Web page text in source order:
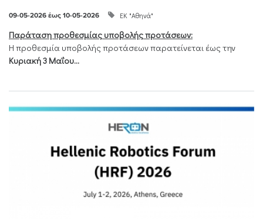
09-05-2026 έως 10-05-2026 ΕΚ "Αθηνά"
Παράταση προθεσμίας υποβολής προτάσεων:
Η προθεσμία υποβολής προτάσεων παρατείνεται έως την
Κυριακή 3 Μαΐου...